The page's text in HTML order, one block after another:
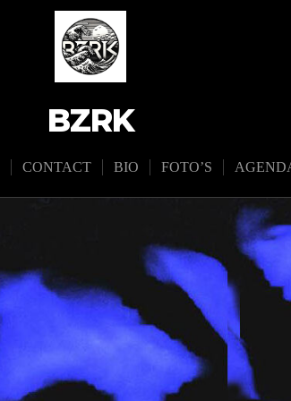
BZRK
CONTACT BIO FOTO’S